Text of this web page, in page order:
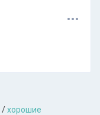
...
/хорошие